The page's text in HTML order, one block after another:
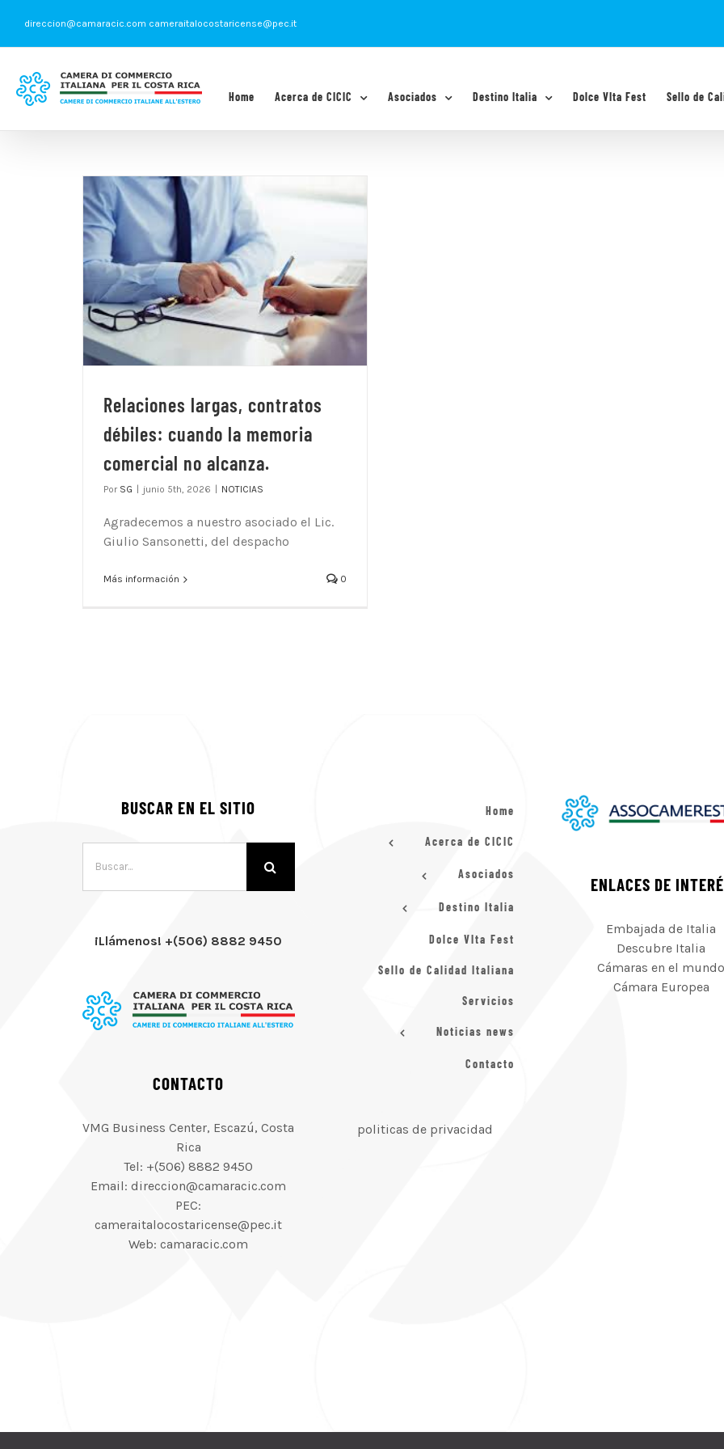
contenido
direccion@camaracic.com cameraitalocostaricense@pec.it
Home Acerca de CICIC Asociados Destino Italia Dolce VIta Fest Sello de
Relaciones largas, contratos
débiles: cuando la memoria
comercial no alcanza.
Por SG | junio 5th, 2026 | NOTICIAS
Agradecemos a nuestro asociado el Lic.
Giulio Sansonetti, del despacho
Más información 0
BUSCAR EN EL SITIO
¡Llámenos! +(506) 8882 9450
CONTACTO
VMG Business Center, Escazú, Costa
Rica
Tel: +(506) 8882 9450
Email: direccion@camaracic.com
PEC:
cameraitalocostaricense@pec.it
Web: camaracic.com
Home
Acerca de CICIC
Asociados
Destino Italia
Dolce VIta Fest
Sello de Calidad Italiana
Servicios
Noticias news
Contacto
politicas de privacidad
ENLACES DE
Embajada de Italia
Descubre Italia
Cámaras en el mundo
Cámara Europea